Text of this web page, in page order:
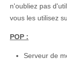
n'oubliez pas
vous les utilisez
POP :
Serveur de